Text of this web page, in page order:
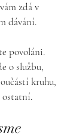
zdá v
dávání.
povoláni.
o službu,
kruhu,